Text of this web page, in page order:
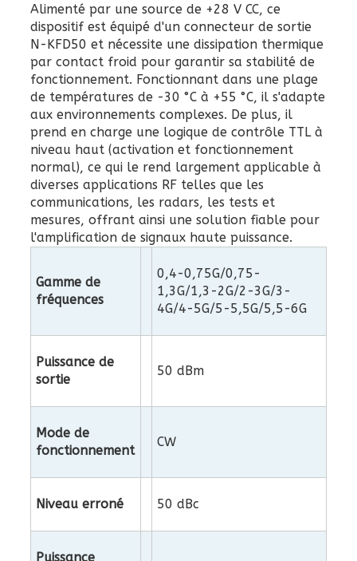
Alimenté par une source de +28 V CC, ce
dispositif est équipé d'un connecteur de sortie
N-KFD50 et nécessite une dissipation thermique
par contact froid pour garantir sa stabilité de
fonctionnement. Fonctionnant dans une plage
de températures de -30 °C à +55 °C, il s'adapte
aux environnements complexes. De plus, il
prend en charge une logique de contrôle TTL à
niveau haut (activation et fonctionnement
normal), ce qui le rend largement applicable à
diverses applications RF telles que les
communications, les radars, les tests et
mesures, offrant ainsi une solution fiable pour
l'amplification de signaux haute puissance.
Gamme de
fréquences
0,4-0,75G/0,75-
1,3G/1,3-2G/2-3G/3-
4G/4-5G/5-5,5G/5,5-6G
Puissance de
sortie
50 dBm
Mode de
fonctionnement
CW
Niveau erroné 50 dBc
Puissance